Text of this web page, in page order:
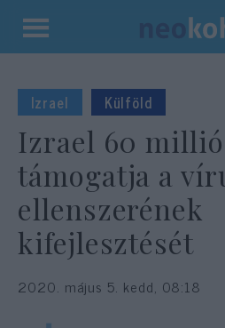
Kilépés
tartalomba
Izrael Külföld
Izrael 60
támogatja a
ellenszerének
kifejlesztését
2020. május 5. kedd, 08:18